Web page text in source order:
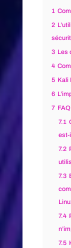
1
2
3 Les
4
5 Kali
6
7 FAQ
7.1
est-
7.2
7.3
7.4
7.5